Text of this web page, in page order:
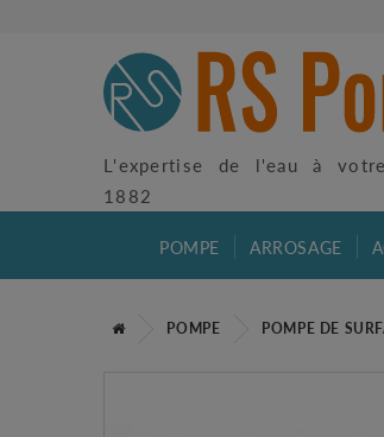
L'expertise de l'eau à
1882
POMPE ARROSAGE
POMPE POMPE DE